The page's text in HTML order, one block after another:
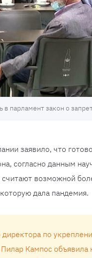
парламент закон о
заявило, что
согласно данным
считают возможной
дала пандемия.
по
Кампос объявила